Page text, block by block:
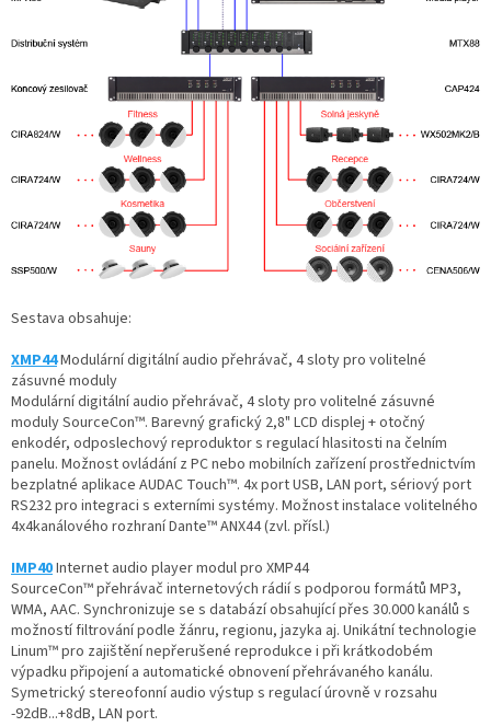
Sestava obsahuje:
XMP44Modulární digitální audio přehrávač, 4 sloty pro volitelné
zásuvné moduly
Modulární digitální audio přehrávač, 4 sloty pro volitelné zásuvné
moduly SourceCon™. Barevný grafický 2,8" LCD displej + otočný
enkodér, odposlechový reproduktor s regulací hlasitosti na čelním
panelu. Možnost ovládání z PC nebo mobilních zařízení prostřednictvím
bezplatné aplikace AUDAC Touch™. 4x port USB, LAN port, sériový port
RS232 pro integraci s externími systémy. Možnost instalace volitelného
4x4kanálového rozhraní Dante™ ANX44 (zvl. přísl.)
IMP40Internet audio player modul pro XMP44
SourceCon™ přehrávač internetových rádií s podporou formátů MP3,
WMA, AAC. Synchronizuje se s databází obsahující přes 30.000 kanálů s
možností filtrování podle žánru, regionu, jazyka aj. Unikátní technologie
Linum™ pro zajištění nepřerušené reprodukce i při krátkodobém
výpadku připojení a automatické obnovení přehrávaného kanálu.
Symetrický stereofonní audio výstup s regulací úrovně v rozsahu
-92dB...+8dB, LAN port.